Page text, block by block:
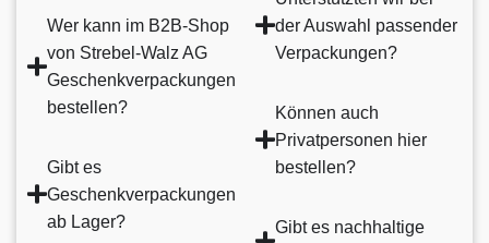
Wer kann im B2B-Shop
von Strebel-Walz AG
Geschenkverpackungen
bestellen?
Gibt es
Geschenkverpackungen
ab Lager?
der Auswahl passender
Verpackungen?
Können auch
Privatpersonen hier
bestellen?
Gibt es nachhaltige